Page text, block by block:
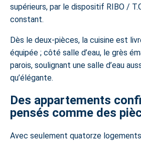
supérieurs, par le dispositif RIBO /
constant.
Dès le deux-pièces, la cuisine est
équipée ; côté salle d’eau, le grès
parois, soulignant une salle d’eau
qu’élégante.
Des appartements
pensés comme des
Avec seulement quatorze